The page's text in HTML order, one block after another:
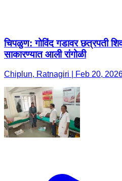
चिपळुण: गोविंद गडावर छत्रपती
साकारण्यात आली रांगोळी
Chiplun, Ratnagiri | Feb 20,